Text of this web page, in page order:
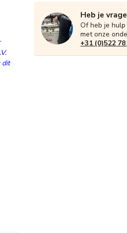
dit
Heb je
Of heb je
met onze
+31 (0)522